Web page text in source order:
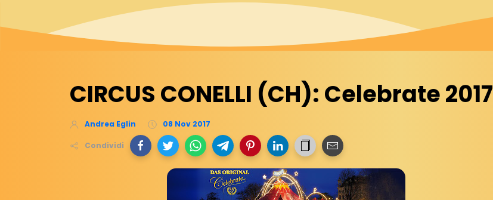
CIRCUS CONELLI (CH): Celebrate 2017
Andrea Eglin 08 Nov 2017
Condividi